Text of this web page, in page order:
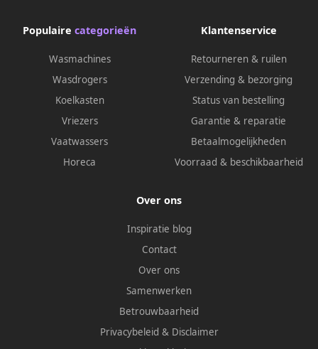
Populaire categorieën
Wasmachines
Wasdrogers
Koelkasten
Vriezers
Vaatwassers
Horeca
Klantenservice
Retourneren & ruilen
Verzending & bezorging
Status van bestelling
Garantie & reparatie
Betaalmogelijkheden
Voorraad & beschikbaarheid
Over ons
Inspiratie blog
Contact
Over ons
Samenwerken
Betrouwbaarheid
Privacybeleid & Disclaimer